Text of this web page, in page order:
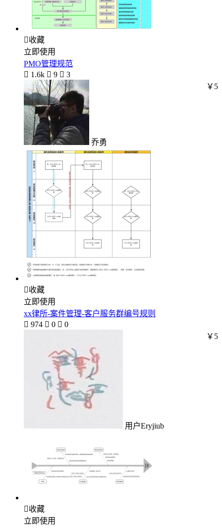
收藏
立即使用
PMO管理规范
 1.6k  9  3
乔勇
￥5
收藏
立即使用
xx律所-案件管理-客户服务群编号规则
 974  0  0
用户Eryjiub
￥5
收藏
立即使用